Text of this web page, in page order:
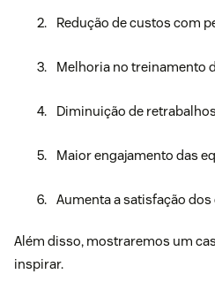
Redução de custos com
Melhoria no treinamento
Diminuição de retrabalhos
Maior engajamento das
Aumenta a satisfação
Além disso, mostraremos um
inspirar.